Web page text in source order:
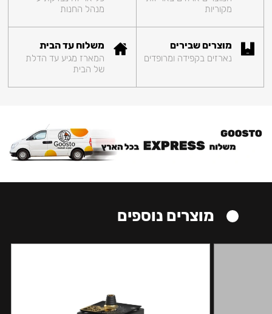
מקוריות
מנהל החנות
מוצרים שבירים
נארזים בקפידה ומרופדים
משלוח עד הבית
המארז מגיע עד הדלת
של הבית
מוצרים נוספים